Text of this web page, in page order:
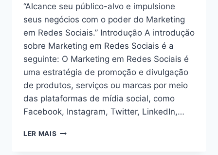
“Alcance seu público-alvo e impulsione
seus negócios com o poder do Marketing
em Redes Sociais.” Introdução A introdução
sobre Marketing em Redes Sociais é a
seguinte: O Marketing em Redes Sociais é
uma estratégia de promoção e divulgação
de produtos, serviços ou marcas por meio
das plataformas de mídia social, como
Facebook, Instagram, Twitter, LinkedIn,…
LER MAIS DOMINE